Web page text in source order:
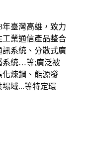
年臺灣高雄，致力
業通信產品整合
系統、分散式廣
系統…等;廣泛被
化煉鋼、能源發
域...等特定環